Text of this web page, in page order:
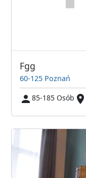
Fgg
60-125 Poznań
85-185 Osób